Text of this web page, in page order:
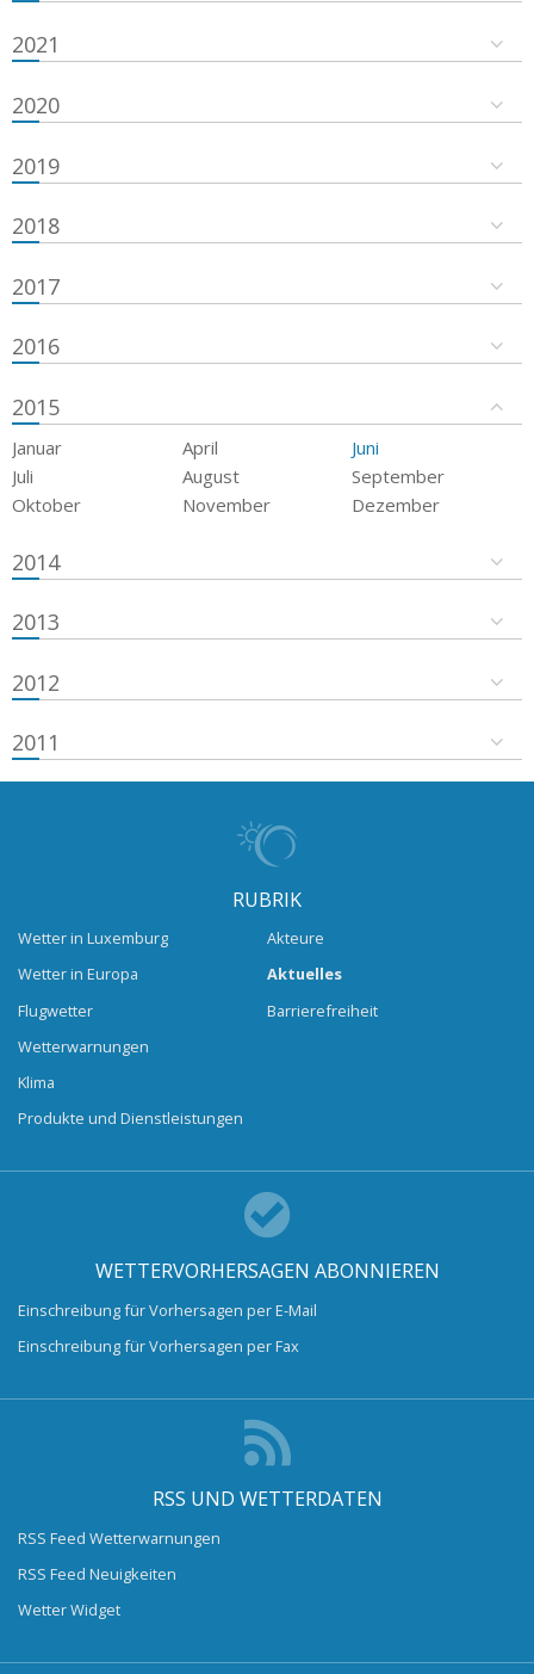
2021
2020
2019
2018
2017
2016
2015
Januar April
Juni
Juli
August
September
Oktober
November Dezember
2014
2013
2012
2011
RUBRIK
Wetter in Luxemburg
Wetter in Europa
Flugwetter
Wetterwarnungen
Klima
Produkte und Dienstleistungen
Akteure
Aktuelles
Barrierefreiheit
WETTERVORHERSAGEN ABONNIEREN
Einschreibung für Vorhersagen per E-Mail
Einschreibung für Vorhersagen per Fax
RSS UND WETTERDATEN
RSS Feed Wetterwarnungen
RSS Feed Neuigkeiten
Wetter Widget